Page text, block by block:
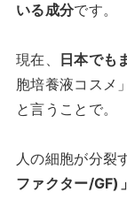
いる成分です。
現在、 日本でも
胞培養液コスメ
と言うことで。
人の細胞が分裂
ファクター/GF)」